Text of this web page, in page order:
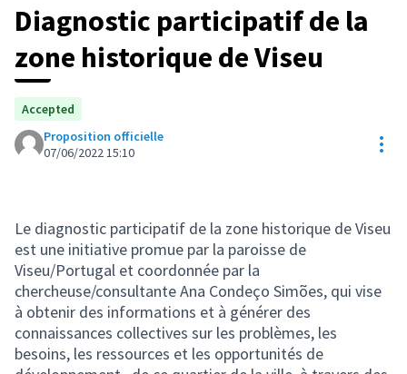
Diagnostic participatif de la
zone historique de Viseu
Accepted
Proposition officielle
07/06/2022 15:10
Le diagnostic participatif de la zone historique de Viseu
est une initiative promue par la paroisse de
Viseu/Portugal et coordonnée par la
chercheuse/consultante Ana Condeço Simões, qui vise
à obtenir des informations et à générer des
connaissances collectives sur les problèmes, les
besoins, les ressources et les opportunités de